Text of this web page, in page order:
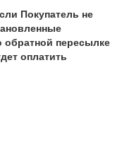
Покупатель не
обратной пересылке
оплатить